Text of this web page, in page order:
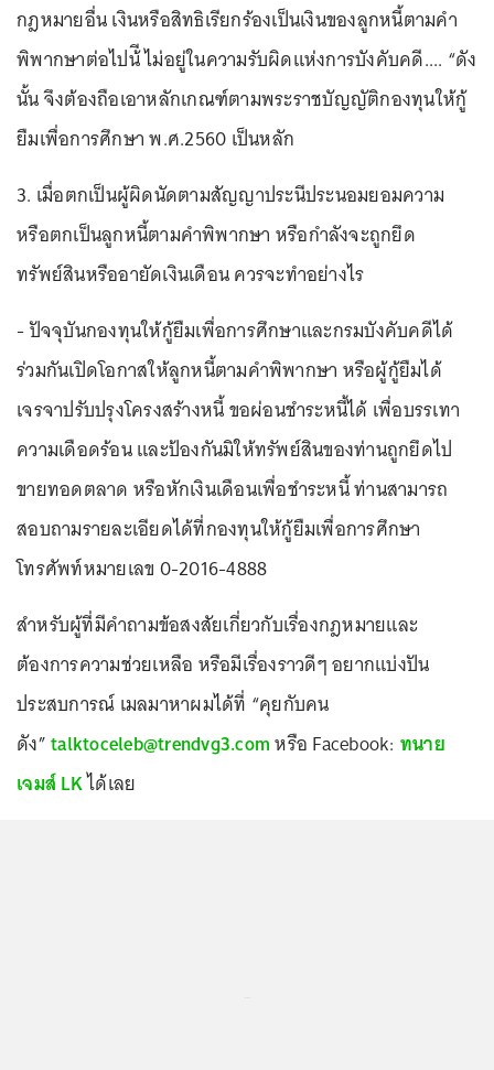
กฎหมายอื่น เงินหรือสิทธิเรียกร้องเป็นเงินของลูกหนี้ตามคํา
พิพากษาต่อไปน้ี ไม่อยู่ในความรับผิดแห่งการบังคับคดี.... “ดัง
นั้น จึงต้องถือเอาหลักเกณฑ์ตามพระราชบัญญัติกองทุนให้กู้
ยืมเพื่อการศึกษา พ.ศ.2560 เป็นหลัก
3. เมื่อตกเป็นผู้ผิดนัดตามสัญญาประนีประนอมยอมความ
หรือตกเป็นลูกหนี้ตามคำพิพากษา หรือกำลังจะถูกยึด
ทรัพย์สินหรืออายัดเงินเดือน ควรจะทำอย่างไร
- ปัจจุบันกองทุนให้กู้ยืมเพื่อการศึกษาและกรมบังคับคดีได้
ร่วมกันเปิดโอกาสให้ลูกหนี้ตามคำพิพากษา หรือผู้กู้ยืมได้
เจรจาปรับปรุงโครงสร้างหนี้ ขอผ่อนชำระหนี้ได้ เพื่อบรรเทา
ความเดือดร้อน และป้องกันมิให้ทรัพย์สินของท่านถูกยึดไป
ขายทอดตลาด หรือหักเงินเดือนเพื่อชำระหนี้ ท่านสามารถ
สอบถามรายละเอียดได้ที่กองทุนให้กู้ยืมเพื่อการศึกษา
โทรศัพท์หมายเลข 0-2016-4888
สำหรับผู้ที่มีคำถามข้อสงสัยเกี่ยวกับเรื่องกฎหมายและ
ต้องการความช่วยเหลือ หรือมีเรื่องราวดีๆ อยากแบ่งปัน
ประสบการณ์ เมลมาหาผมได้ที่ “คุยกับคน
ดัง”talktoceleb@trendvg3.comหรือ Facebook: ทนาย
เจมส์ LKได้เลย